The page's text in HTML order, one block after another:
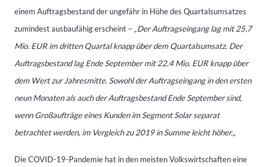
einem Auftragsbestand der ungefähr in Höhe des Quartalsumsatzes
zumindest ausbaufähig erscheint – „Der Auftragseingang lag mit 25,7
Mio. EUR im dritten Quartal knapp über dem Quartalsumsatz. Der
Auftragsbestand lag Ende September mit 22,4 Mio. EUR knapp über
dem Wert zur Jahresmitte. Sowohl der Auftragseingang in den ersten
neun Monaten als auch der Auftragsbestand Ende September sind,
wenn Großaufträge eines Kunden im Segment Solar separat
betrachtet werden, im Vergleich zu 2019 in Summe leicht höher.„
Die COVID-19-Pandemie hat in den meisten Volkswirtschaften eine